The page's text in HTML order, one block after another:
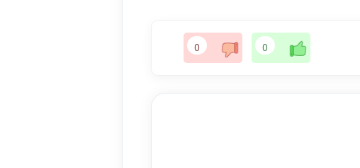
0
0